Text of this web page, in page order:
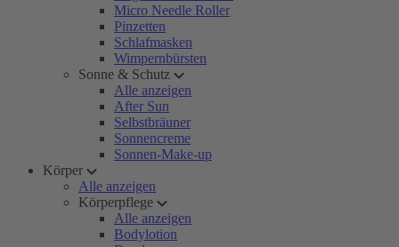
Micro Needle Roller
Pinzetten
Schlafmasken
Wimpernbürsten
Sonne & Schutz
Alle anzeigen
After Sun
Selbstbräuner
Sonnencreme
Sonnen-Make-up
Körper
Alle anzeigen
Körperpflege
Alle anzeigen
Bodylotion